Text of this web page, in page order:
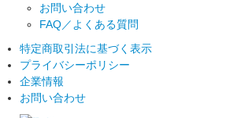
お問い合わせ
FAQ／よくある質問
特定商取引法に基づく表示
プライバシーポリシー
企業情報
お問い合わせ